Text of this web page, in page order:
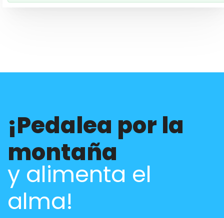
¡Pedalea por la
montaña
y alimenta el
alma!